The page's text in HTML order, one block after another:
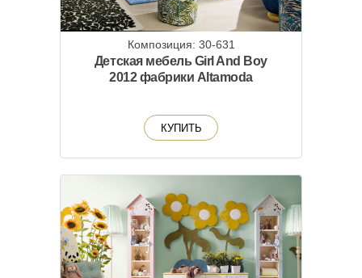
Композиция: 30-631
Детская мебель Girl And Boy
2012 фабрики Altamoda
КУПИТЬ